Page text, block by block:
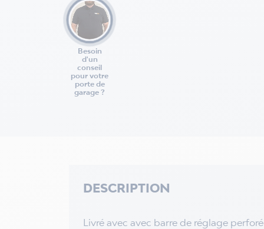
Besoin
d'un
conseil
pour votre
porte de
garage ?
DESCRIPTION
Livré avec avec barre de réglage